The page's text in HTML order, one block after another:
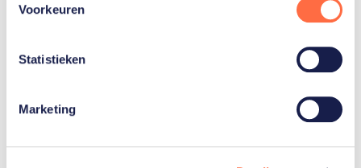
Voorkeuren
Statistieken
Marketing
Bouwmeester